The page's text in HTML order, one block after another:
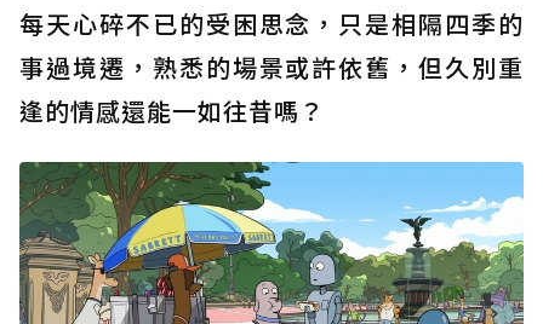
每天心碎不已的受困思念，只是相隔四季的
事過境遷，熟悉的場景或許依舊，但久別重
逢的情感還能一如往昔嗎？